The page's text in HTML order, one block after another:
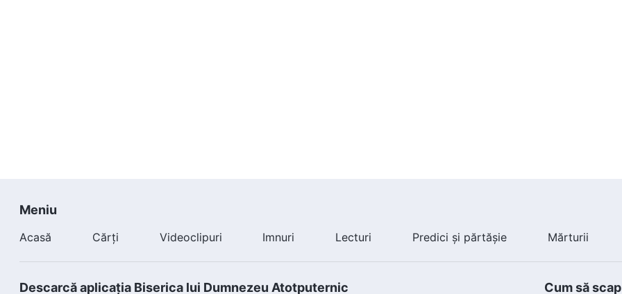
Meniu
Acasă Cărți Videoclipuri Imnuri Lecturi Predici și părtășie Mărturii
Descarcă aplicația Biserica lui Dumnezeu Atotputernic Cum să